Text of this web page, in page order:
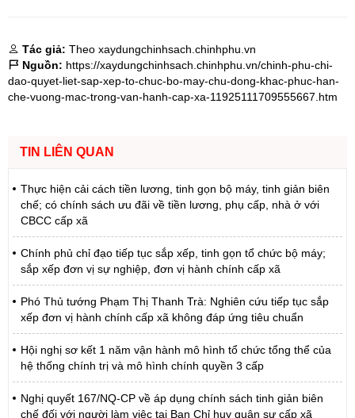
Tác giả: Theo xaydungchinhsach.chinhphu.vn
Nguồn: https://xaydungchinhsach.chinhphu.vn/chinh-phu-chi-
dao-quyet-liet-sap-xep-to-chuc-bo-may-chu-dong-khac-phuc-han-
che-vuong-mac-trong-van-hanh-cap-xa-11925111709555667.htm
TIN LIÊN QUAN
Thực hiện cải cách tiền lương, tinh gọn bộ máy, tinh giản biên
chế; có chính sách ưu đãi về tiền lương, phụ cấp, nhà ở với
CBCC cấp xã
Chính phủ chỉ đạo tiếp tục sắp xếp, tinh gọn tổ chức bộ máy;
sắp xếp đơn vị sự nghiệp, đơn vị hành chính cấp xã
Phó Thủ tướng Phạm Thị Thanh Trà: Nghiên cứu tiếp tục sắp
xếp đơn vị hành chính cấp xã không đáp ứng tiêu chuẩn
Hội nghị sơ kết 1 năm vận hành mô hình tổ chức tổng thể của
hệ thống chính trị và mô hình chính quyền 3 cấp
Nghị quyết 167/NQ-CP về áp dụng chính sách tinh giản biên
chế đối với người làm việc tại Ban Chỉ huy quân sự cấp xã